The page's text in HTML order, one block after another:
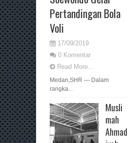
Pertandingan Bola
Voli
17/09/2019
0 Komentar
Read More...
Medan,SHR — Dalam
rangka...
Musli
mah
Ahmad